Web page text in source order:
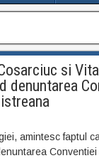
si
denuntarea
amintesc faptul